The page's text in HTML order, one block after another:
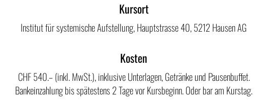
Kursort
Institut für systemische Aufstellung, Hauptstrasse 40, 5212 Hausen AG
Kosten
CHF 540.– (inkl. MwSt.), inklusive Unterlagen, Getränke und Pausenbuffet.
Bankeinzahlung bis spätestens 2 Tage vor Kursbeginn. Oder bar am Kurstag.